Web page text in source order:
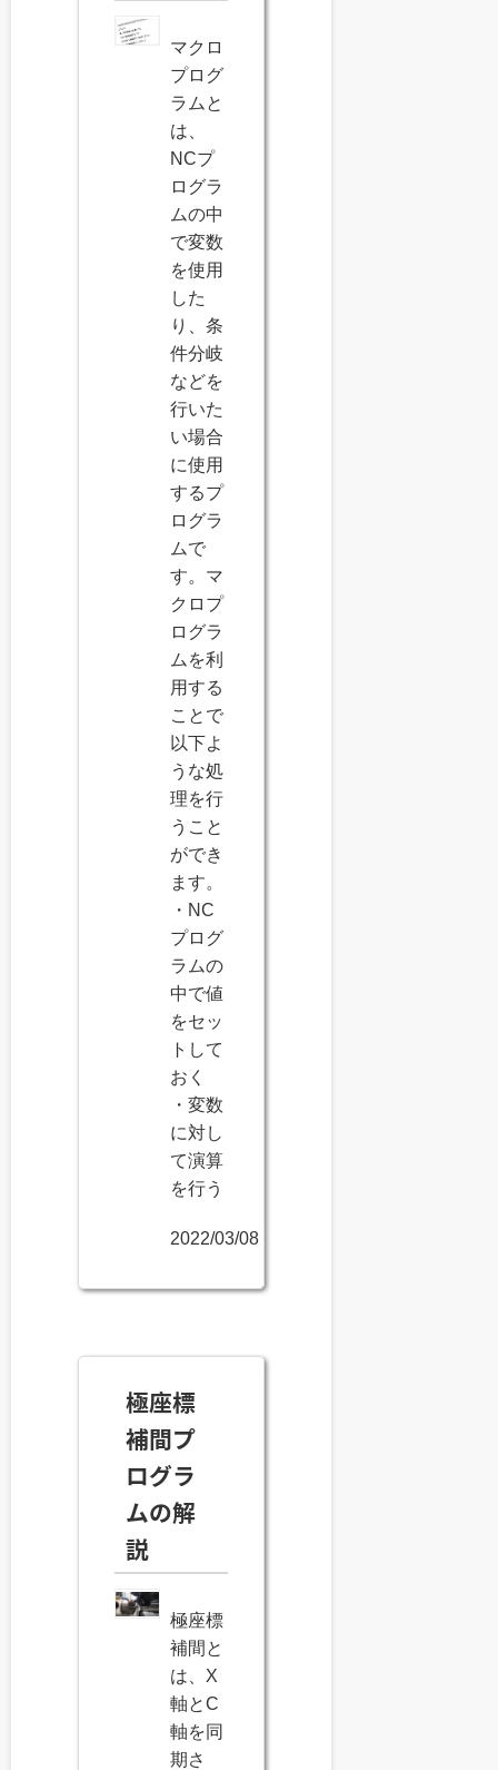
マクロ
プログ
ラムと
は、
NCプ
ログラ
ムの中
で変数
を使用
した
り、条
件分岐
などを
行いた
い場合
に使用
するプ
ログラ
ムで
す。マ
クロプ
ログラ
ムを利
用する
ことで
以下よ
うな処
理を行
うこと
ができ
ます。
・NC
プログ
ラムの
中で値
をセッ
トして
おく
・変数
に対し
て演算
を行う
2022/03/08
極座標
補間プ
ログラ
ムの解
説
極座標
補間と
は、X
軸とC
軸を同
期さ